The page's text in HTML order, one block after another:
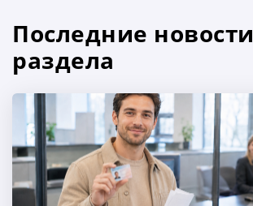
Последние новости
раздела